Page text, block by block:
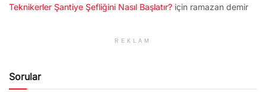
Teknikerler Şantiye Şefliğini Nasıl Başlatır? için ramazan demir
REKLAM
Sorular